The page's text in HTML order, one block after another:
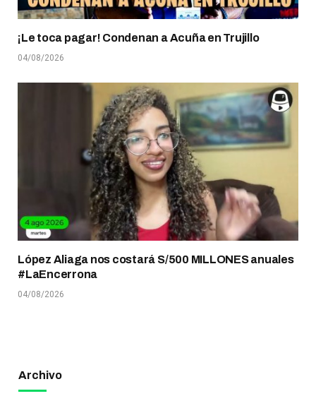
¡Le toca pagar! Condenan a Acuña en Trujillo
04/08/2026
López Aliaga nos costará S/500 MILLONES anuales
#LaEncerrona
04/08/2026
Archivo